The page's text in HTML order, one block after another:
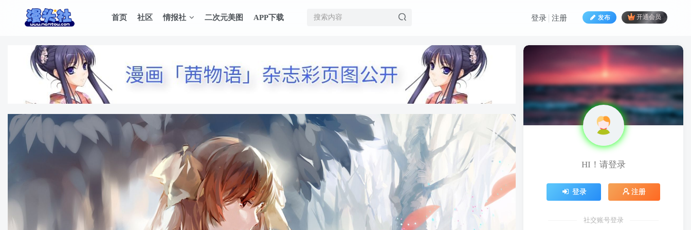
首页 社区 情报社 二次元美图 APP下载 发布 开通会员
登录 注册
HI！请登录
登录 注册
社交账号登录